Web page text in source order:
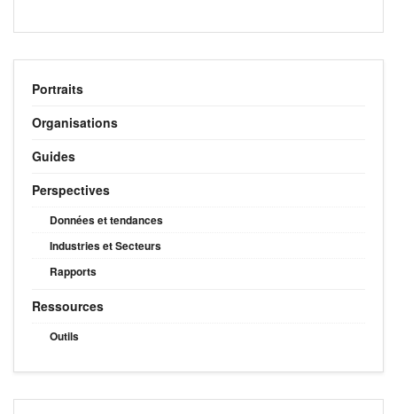
Portraits
Organisations
Guides
Perspectives
Données et tendances
Industries et Secteurs
Rapports
Ressources
Outils